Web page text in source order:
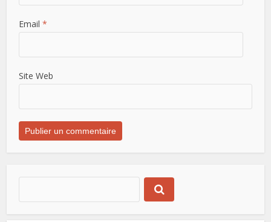
Email *
Site Web